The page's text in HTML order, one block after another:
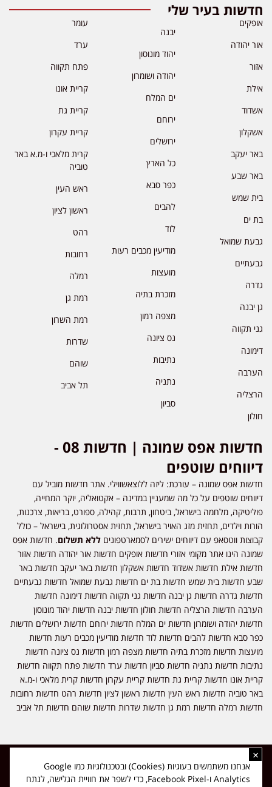
חדשות בעיר שלי
אופקים
אור יהודה
אזור
אילת
אשדוד
אשקלון
באר יעקב
באר שבע
בית שמש
בת ים
גבעת שמואל
גבעתיים
גדרה
גן יבנה
גני תקווה
דימונה
הערבה
הרצליה
חולון
יבנה
יהוד מונוסון
יהודה ושומרון
ים המלח
ירוחם
ירושלים
כל הארץ
כפר סבא
להבים
לוד
מודיעין מכבים רעות
מועצות
מזכרת בתיה
מצפה רמון
נס ציונה
נתיבות
נתניה
סביון
עומר
ערד
פתח תקווה
קריית אונו
קריית גת
קריית עקרון
קרית מלאכי ו-מ.א באר
טוביה
ראש העין
ראשון לציון
רהט
רחובות
רמלה
רמת גן
רמת השרון
שדרות
שוהם
תל אביב
חדשות אפס שמונה | חדשות 08 -
דיווחים שוטפים
חדשות אפס שמונה – עורכת: ליזה ללוצאשווילי. אתר חדשות מוביל עם
דיווחים שוטפים על כל מה שמעניין במדינה – אקטואליה, יוקר המחייה,
פוליטיקה, מלחמה בישראל, ביטחון, תרבות, קהילה, ספורט, בריאות, צרכנות,
הורות וילדים, תחזית מזג האויר בישראל, תחזית אסטרולוגית, בישראל – כולל
קבוצות ווטסאפ עם דיווחים ישירים לסמארטפונים ללא תשלום. חדשות אפס
שמונה הינו אתר מקומי אזורי חדשות אופקים חדשות אור יהודה חדשות אזור
חדשות אילת חדשות אשדוד חדשות אשקלון חדשות באר יעקב חדשות באר
שבע חדשות בית שמש חדשות בת ים חדשות גבעת שמואל חדשות גבעתיים
חדשות גדרה חדשות גן יבנה חדשות גני תקווה חדשות דימונה חדשות
הערבה חדשות הרצליה חדשות חולון חדשות יבנה חדשות יהוד מונוסון
חדשות יהודה ושומרון חדשות ים המלח חדשות ירוחם חדשות ירושלים חדשות
כפר סבא חדשות להבים חדשות לוד חדשות מודיעין מכבים רעות חדשות
מועצות חדשות מזכרת בתיה חדשות מצפה רמון חדשות נס ציונה חדשות
נתיבות חדשות נתניה חדשות סביון חדשות ערד חדשות פתח תקווה חדשות
קריית אונו חדשות קריית גת חדשות קריית עקרון חדשות קרית מלאכי ו-מ.א
באר טוביה חדשות ראש העין חדשות ראשון לציון חדשות רהט חדשות רחובות
חדשות רמלה חדשות רמת גן חדשות שדרות חדשות שוהם חדשות תל אביב
כל הזכויות שמורות ל-ליזה ללוצאשווילי - חדשות אפס שמונה - דיווחים בזמן
אמת, נוסד בשנת 2019 | טל' לפרסומים 054-9759222 מייל מערכת
news08.net@gmail.com
×
אנחנו משתמשים בעוגיות (Cookies) ובטכנולוגיות כמו Google
Analytics ו-Facebook Pixel, כדי לשפר את חוויית הגלישה, לנתח